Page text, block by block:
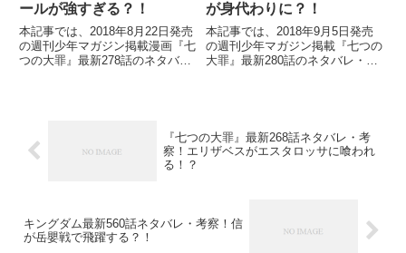
ールが強すぎる？！
本記事では、2018年8月22日発売
の週刊少年マガジン掲載漫画『七
つの大罪』最新278話のネタバ
が身代わりに？！
本記事では、2018年9月5日発売
の週刊少年マガジン掲載『七つの
大罪』最新280話のネタバレ・あ
しまいました。 とにかく
『七つの大罪』最新268話ネタバレ・考
察！エリザベスがエスタロッサに喰われ
る！？
キングダム最新560話ネタバレ・考察！信
が岳嬰戦で飛躍する？！